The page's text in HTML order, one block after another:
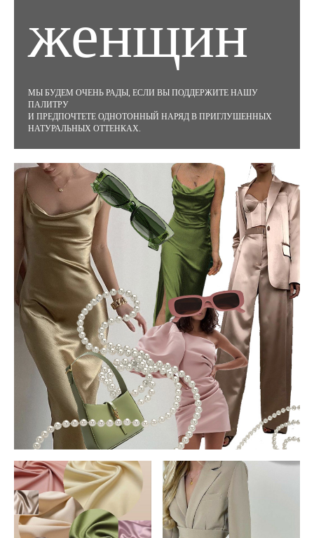
женщин
МЫ БУДЕМ ОЧЕНЬ РАДЫ, ЕСЛИ ВЫ ПОДДЕРЖИТЕ НАШУ
ПАЛИТРУ
И ПРЕДПОЧТЕТЕ ОДНОТОННЫЙ НАРЯД В ПРИГЛУШЕННЫХ
НАТУРАЛЬНЫХ ОТТЕНКАХ.